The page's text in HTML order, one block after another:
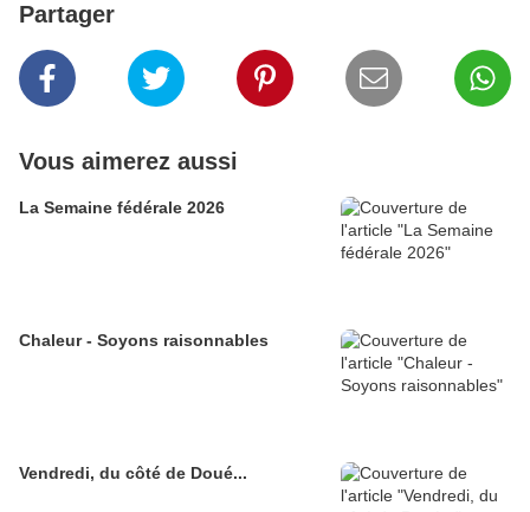
Partager
Vous aimerez aussi
La Semaine fédérale 2026
Chaleur - Soyons raisonnables
Vendredi, du côté de Doué...